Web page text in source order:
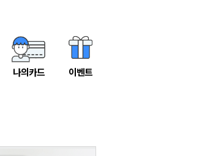
나의카드 이벤트